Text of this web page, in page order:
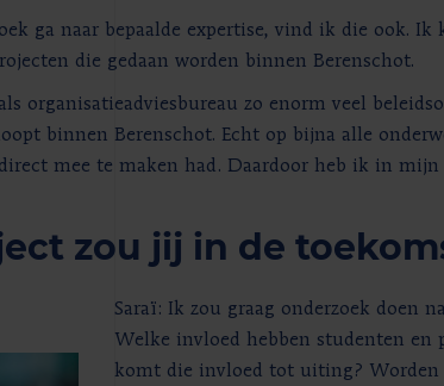
ga naar bepaalde expertise, vind ik die ook.
die gedaan worden binnen Berenschot.
organisatieadviesbureau zo enorm veel
binnen Berenschot. Echt op bijna alle
mee te maken had. Daardoor heb ik in
zou jij in de
Saraï: Ik zou graag onderzoek doen
Welke invloed hebben studenten en
komt die invloed tot uiting? Worden